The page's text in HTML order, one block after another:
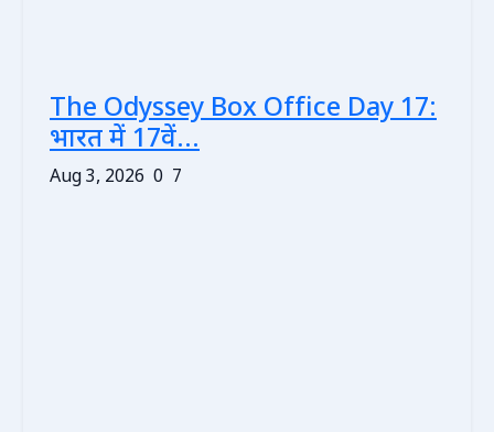
The Odyssey Box Office Day 17:
भारत में 17वें...
Aug 3, 2026 0 7